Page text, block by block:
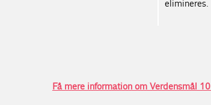
elimineres.
Få mere information om Verdensmål